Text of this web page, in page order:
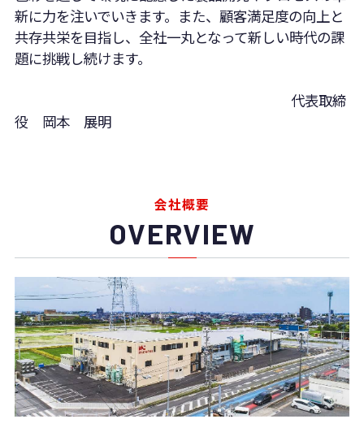
新に力を注いでいきます。また、顧客満足度の向上と
共存共栄を目指し、全社一丸となって新しい時代の課
題に挑戦し続けます。
代表取締
役 岡本 展明
会社概要
OVERVIEW